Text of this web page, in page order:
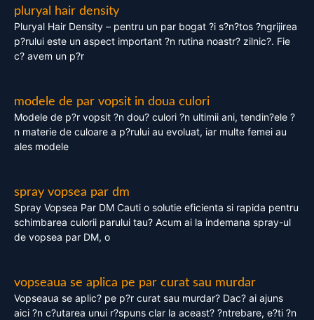
pluryal hair density
Pluryal Hair Density – pentru un par bogat ?i s?n?tos ?ngrijirea
p?rului este un aspect important ?n rutina noastr? zilnic?. Fie
c? avem un p?r
modele de par vopsit in doua culori
Modele de p?r vopsit ?n dou? culori ?n ultimii ani, tendin?ele ?
n materie de culoare a p?rului au evoluat, iar multe femei au
ales modele
spray vopsea par dm
Spray Vopsea Par DM Cauti o solutie eficienta si rapida pentru
schimbarea culorii parului tau? Acum ai la indemana spray-ul
de vopsea par DM, o
vopseaua se aplica pe par curat sau murdar
Vopseaua se aplic? pe p?r curat sau murdar? Dac? ai ajuns
aici ?n c?utarea unui r?spuns clar la aceast? ?ntrebare, e?ti ?n